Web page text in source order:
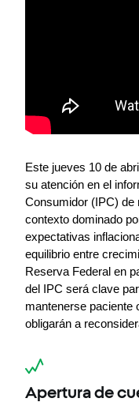
Este jueves 10 de
su atención en el
Consumidor (IPC) de
contexto dominado
expectativas
equilibrio entre
Reserva Federal en
del IPC será clave
mantenerse paciente
obligarán a
Apertura de